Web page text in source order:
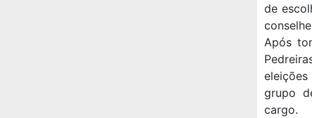
de
Após
eleições
grupo
cargo.